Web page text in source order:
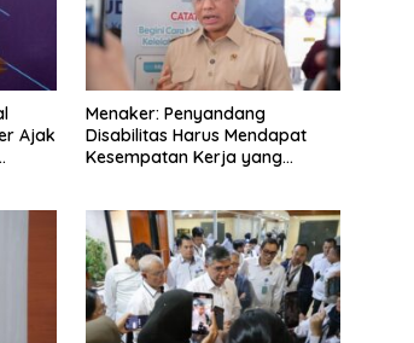
Ajak
Menaker: Penyandang
Disabilitas Harus Mendapat
Kesempatan Kerja yang